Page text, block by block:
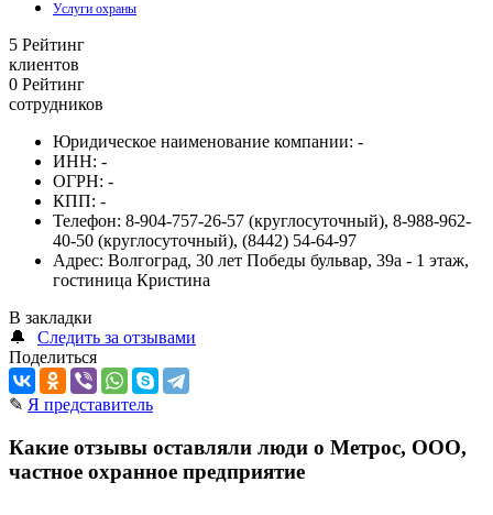
Услуги охраны
5 Рейтинг
клиентов
0 Рейтинг
сотрудников
Юридическое наименование компании: -
ИНН: -
ОГРН: -
КПП: -
Телефон: 8-904-757-26-57 (круглосуточный), 8-988-962-
40-50 (круглосуточный), (8442) 54-64-97
Адрес: Волгоград, 30 лет Победы бульвар, 39а - 1 этаж,
гостиница Кристина
В закладки
🔔
Следить за отзывами
Поделиться
✎ Я представитель
Какие отзывы оставляли люди о Метрос, ООО,
частное охранное предприятие